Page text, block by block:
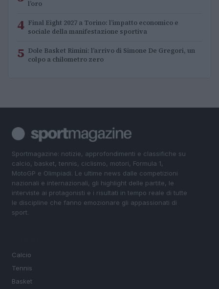
l’oro
4 Final Eight 2027 a Torino: l’impatto economico e
sociale della manifestazione sportiva
5 Dole Basket Rimini: l’arrivo di Simone De Gregori, un
colpo a chilometro zero
Sportmagazine: notizie, approfondimenti e classifiche su
calcio, basket, tennis, ciclismo, motori, Formula 1,
MotoGP e Olimpiadi. Le ultime news dalle competizioni
nazionali e internazionali, gli highlight delle partite, le
interviste ai protagonisti e i risultati in tempo reale di tutte
le discipline che fanno emozionare gli appassionati di
sport.
Calcio
Tennis
Basket